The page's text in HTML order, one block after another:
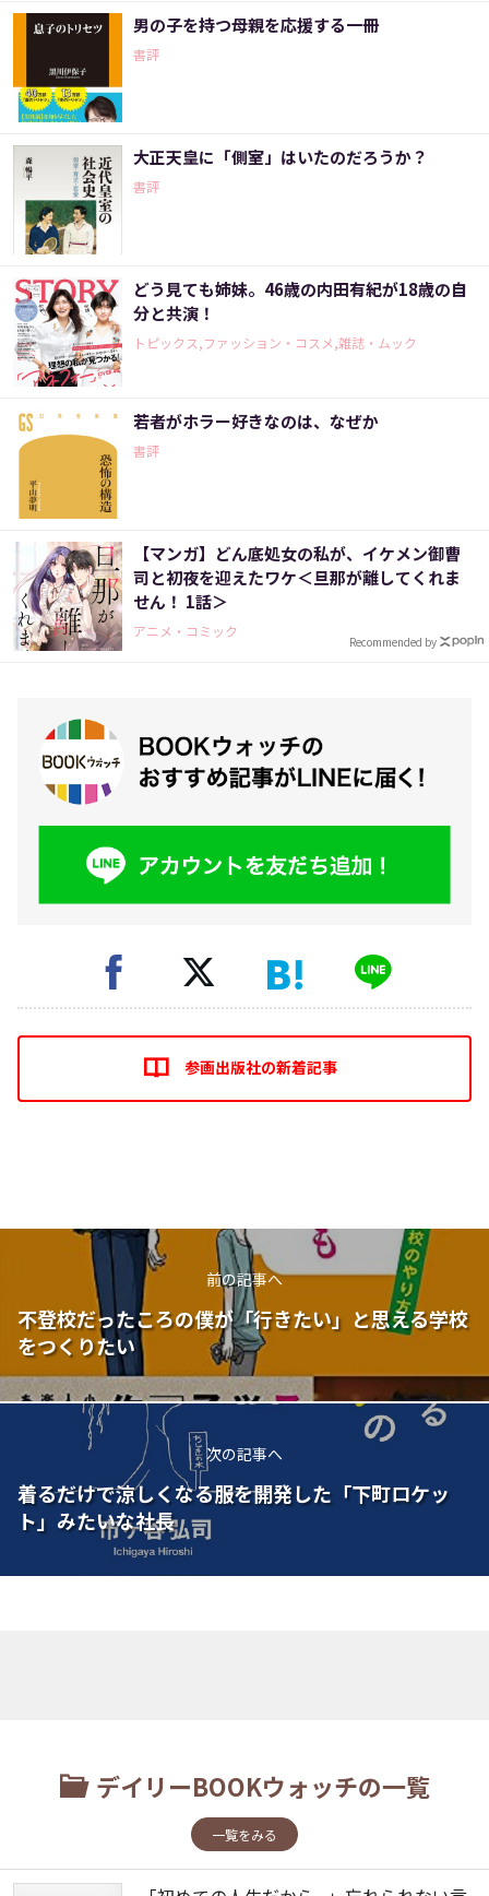
男の子を持つ母親を応援する一冊
書評
大正天皇に「側室」はいたのだろうか？
書評
どう見ても姉妹。46歳の内田有紀が18歳の自
分と共演！
トピックス,ファッション・コスメ,雑誌・ムック
若者がホラー好きなのは、なぜか
書評
【マンガ】どん底処女の私が、イケメン御曹
司と初夜を迎えたワケ＜旦那が離してくれま
せん！ 1話＞
アニメ・コミック
Recommended by
参画出版社の新着記事
前の記事へ
不登校だったころの僕が「行きたい」と思える学校
をつくりたい
次の記事へ
着るだけで涼しくなる服を開発した「下町ロケッ
ト」みたいな社長
デイリーBOOKウォッチの一覧
一覧をみる